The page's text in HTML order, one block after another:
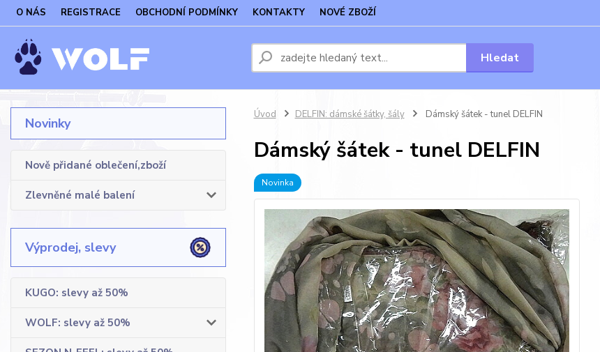
O NÁS REGISTRACE OBCHODNÍ PODMÍNKY KONTAKTY NOVÉ ZBOŽÍ
Hledat
Novinky
Nově přidané oblečení,zboží
Zlevněné malé balení
Výprodej, slevy
KUGO: slevy až 50%
WOLF: slevy až 50%
Úvod DELFIN: dámské šátky, šály Dámský šátek - tunel DELFIN
Dámský šátek - tunel DELFIN
Novinka